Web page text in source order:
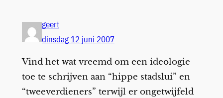
geert
dinsdag 12 juni 2007
Vind het wat vreemd om een ideologie
toe te schrijven aan “hippe stadslui” en
“tweeverdieners” terwijl er ongetwijfeld